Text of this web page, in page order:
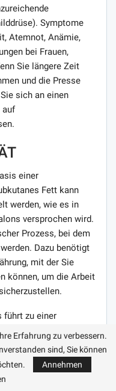
Symptome
Atemnot, Anämie,
bei Frauen,
Sie längere Zeit
und die Presse
sich an einen
auf
einer
Fett kann
werden, wie es in
versprochen wird.
Prozess, bei dem
Dazu benötigt
mit der Sie
können, um die Arbeit
führt zu einer
beim Erwachsenen
muss das
während der
wird. Der Körper
Erfahrung zu verbessern.
sind, Sie können
Annehmen